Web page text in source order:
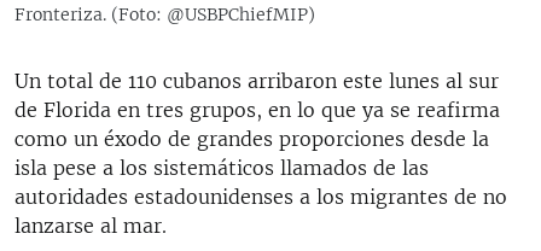
LOS SANTOS DE HIALEAH
DESINFORMACIÓN RUSA EN AMÉRICA LATINA
LA INVASIÓN DE RUSIA A UCRANIA
SÍGUENOS
Fronteriza. (Foto: @USBPChiefMIP)
Un total de 110 cubanos arribaron este lunes al sur
de Florida en tres grupos, en lo que ya se reafirma
como un éxodo de grandes proporciones desde la
isla pese a los sistemáticos llamados de las
autoridades estadounidenses a los migrantes de no
lanzarse al mar.